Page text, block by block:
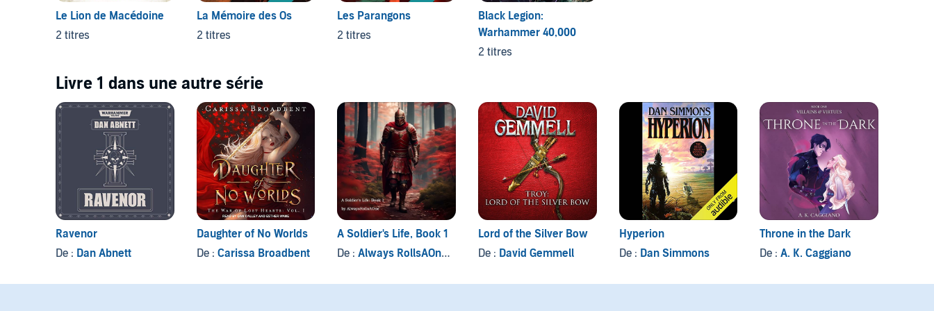
Le Lion de Macédoine
2 titres
La Mémoire des Os
2 titres
Les Parangons
2 titres
Black Legion:
Warhammer 40,000
2 titres
Livre 1 dans une autre série
Ravenor
De : Dan Abnett
Daughter of No Worlds
De : Carissa Broadbent
A Soldier's Life, Book 1
De :Always RollsAOne , et autres
Lord of the Silver Bow
De : David Gemmell
Hyperion
De : Dan Simmons
Throne in the Dark
De :A. K. Caggiano